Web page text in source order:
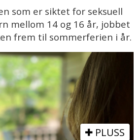
som er siktet for seksuell
mellom 14 og 16 år, jobbet
frem til sommerferien i år.
PLUSS